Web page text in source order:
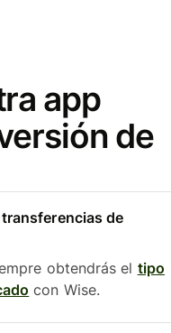
app
de
de
obtendrás el tipo
con Wise.